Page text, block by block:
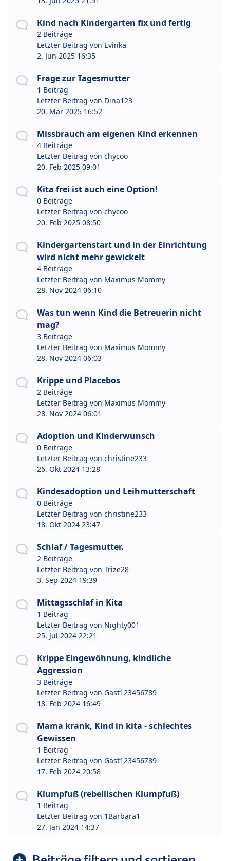
Kind nach Kindergarten fix und fertig
2 Beiträge
Letzter Beitrag von Evinka
2. Jun 2025 16:35
Frage zur Tagesmutter
1 Beitrag
Letzter Beitrag von Dina123
20. Mär 2025 16:52
Missbrauch am eigenen Kind erkennen
4 Beiträge
Letzter Beitrag von chycoo
20. Feb 2025 09:01
Kita frei ist auch eine Option!
0 Beiträge
Letzter Beitrag von chycoo
20. Feb 2025 08:50
Kindergartenstart und in der Einrichtung
wird nicht mehr gewickelt
4 Beiträge
Letzter Beitrag von Maximus Mommy
28. Nov 2024 06:10
Was tun wenn Kind die Betreuerin nicht
mag?
3 Beiträge
Letzter Beitrag von Maximus Mommy
28. Nov 2024 06:03
Krippe und Placebos
2 Beiträge
Letzter Beitrag von Maximus Mommy
28. Nov 2024 06:01
Adoption und Kinderwunsch
0 Beiträge
Letzter Beitrag von christine233
26. Okt 2024 13:28
Kindesadoption und Leihmutterschaft
0 Beiträge
Letzter Beitrag von christine233
18. Okt 2024 23:47
Schlaf / Tagesmutter.
2 Beiträge
Letzter Beitrag von Trize28
3. Sep 2024 19:39
Mittagsschlaf in Kita
1 Beitrag
Letzter Beitrag von Nighty001
25. Jul 2024 22:21
Krippe Eingewöhnung, kindliche
Aggression
3 Beiträge
Letzter Beitrag von Gast123456789
18. Feb 2024 16:49
Mama krank, Kind in kita - schlechtes
Gewissen
1 Beitrag
Letzter Beitrag von Gast123456789
17. Feb 2024 20:58
Klumpfuß (rebellischen Klumpfuß)
1 Beitrag
Letzter Beitrag von 1Barbara1
27. Jan 2024 14:37